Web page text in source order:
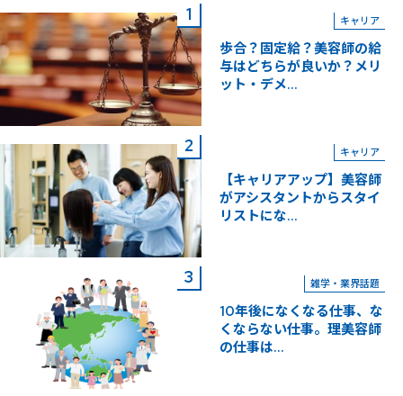
キャリア
歩合？固定給？美容師の給
与はどちらが良いか？メリ
ット・デメ...
キャリア
【キャリアアップ】美容師
がアシスタントからスタイ
リストにな...
雑学・業界話題
10年後になくなる仕事、な
くならない仕事。理美容師
の仕事は...